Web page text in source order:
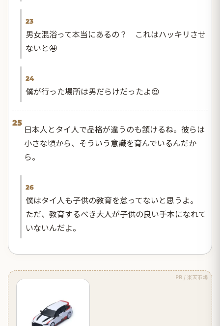
23
男女混浴って本当にあるの？ これはハッキリさせ
ないと🤩
24
僕が行った場所は男だらけだったよ😍
25
日本人とタイ人で品格が違うのも頷けるね。彼らは
小さな頃から、そういう意識を育んでいるんだか
ら。
26
僕はタイ人も子供の教育を怠ってないと思うよ。
ただ、教育するべき大人が子供の良い手本になれて
いないんだよ。
PR / 楽天市場